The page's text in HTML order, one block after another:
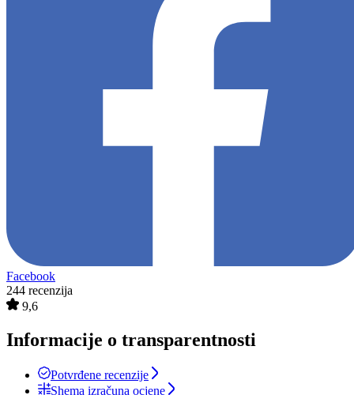
Facebook
244 recenzija
9,6
Informacije o transparentnosti
Potvrđene recenzije
Shema izračuna ocjene